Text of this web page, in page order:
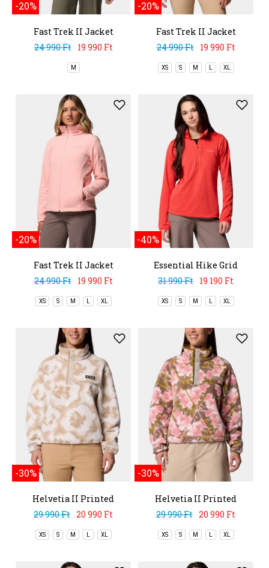
-20%
Fast Trek II Jacket
24 990 Ft
19 990 Ft
M
-20%
Fast Trek II Jacket
24 990 Ft
19 990 Ft
XS S M L XL
-20%
Fast Trek II Jacket
24 990 Ft
19 990 Ft
XS S M L XL
-40%
Essential Hike Grid
Fleece Half Zip
31 990 Ft 19 190 Ft
XS S M L XL
-30%
Helvetia II Printed
Cropped Half Snap
29 990 Ft 20 990 Ft
XS S M L XL
-30%
Helvetia II Printed
Cropped Half Snap
29 990 Ft 20 990 Ft
XS S M L XL